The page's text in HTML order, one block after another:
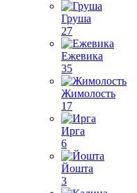
Груша
27
Ежевика
35
Жимолость
17
Ирга
6
Йошта
3